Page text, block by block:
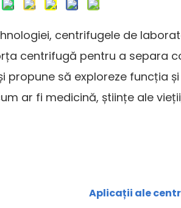
centrifugele de
centrifugă pentru a separa
propune să exploreze funcția
ar fi medicină, științe ale
Aplicații ale